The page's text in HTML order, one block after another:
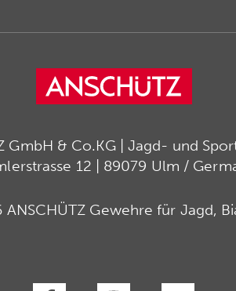
GmbH & Co.KG | Jagd- und
12 | 89079 Ulm /
Gewehre für Jagd,